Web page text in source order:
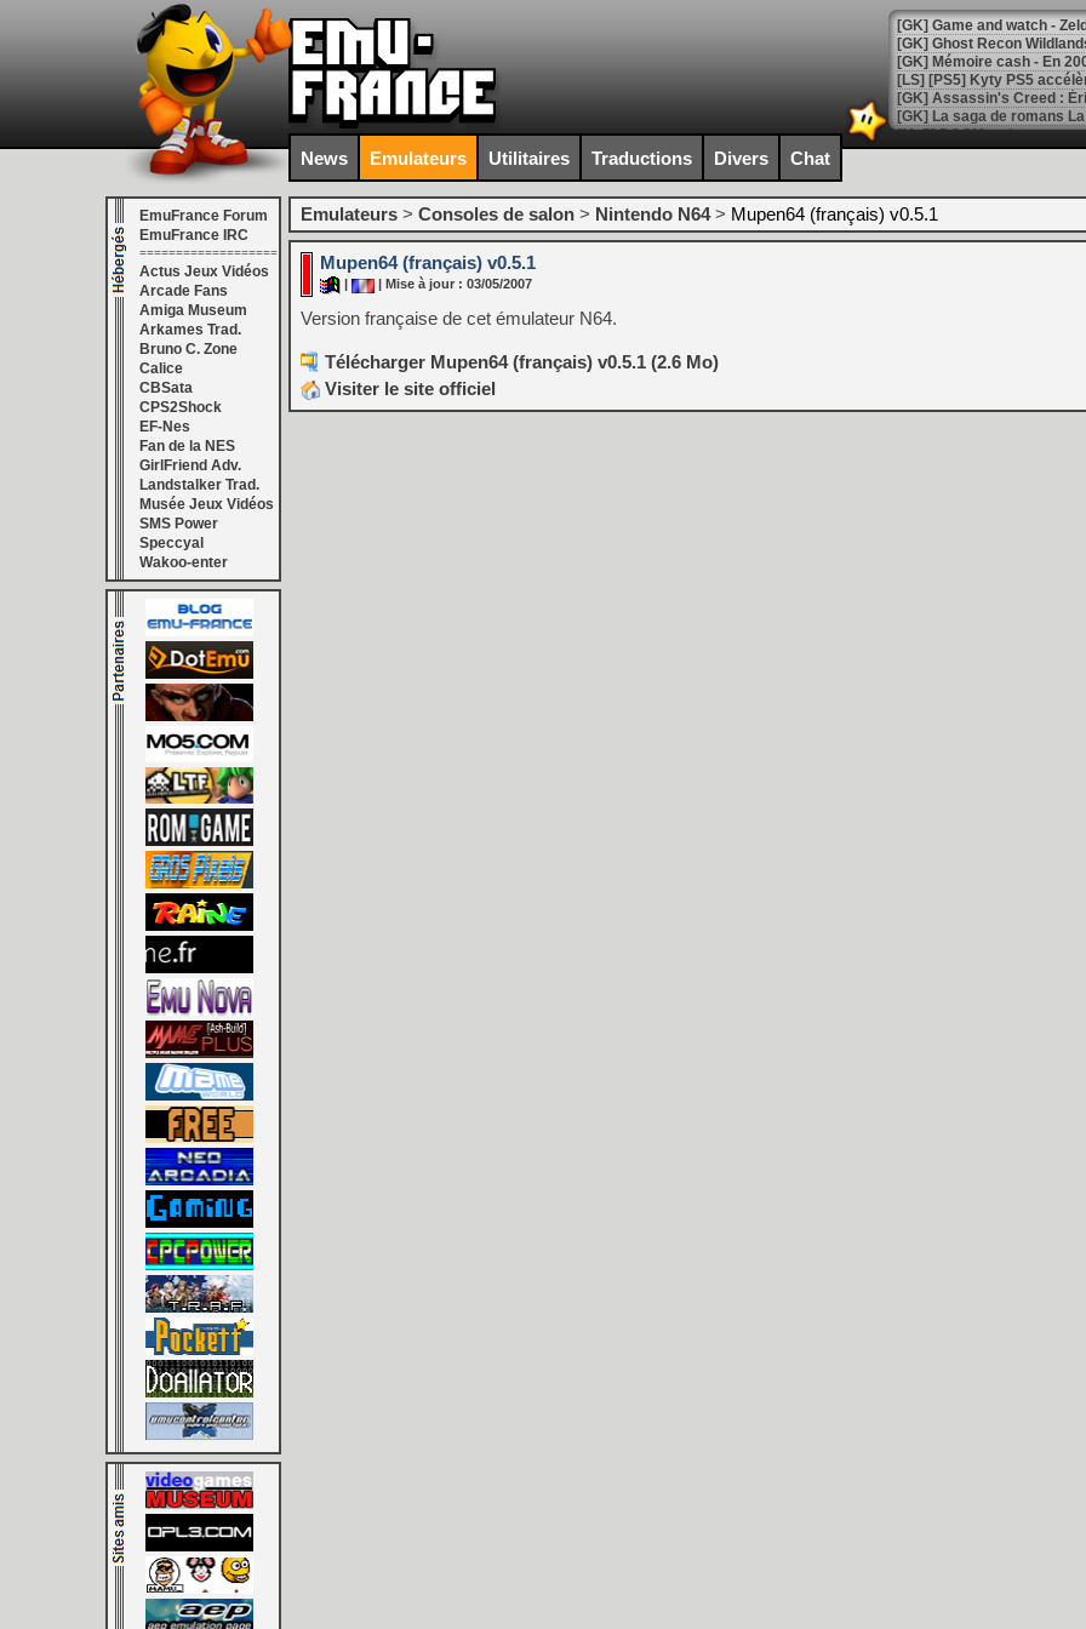
[Mo5] DOOM arrive en
[GK] Bethesda fête les 30
[GK] Roblox : l'action en
[GK] Agenda - GeForce
[LS] [PS5] ps5-y2jb-
[GK] Pourquoi Marvel
[GK] Test : Restory : Chill
[GK] GTA 6 : Rockstar
[GK] Hot Wheels Infinite
[GK] Mémoire cash -
[GK] Résultats Nintendo :
[GK] Déjà des
[Mo5] Brickboy cherche à
[GK] Minecraft et ses «
[GK] Beast of
[GK] Ubisoft : fin de partie
[GK] Mémoire cash -
[GK] Dan Houser (GTA)
[GK] Comment EA Sports
[GK] Crimson Moon : un
[GK] Isle of Reveries : le
[GK] Moonlighter 2 : The
[GK] Capcom relance
[Mo5] Deux inédits du
[GK] Le beat'em up The
[GK] Endless Legend 2 :
[LS] [PS5] Premiers
News Emulateurs Utilitaires Traductions Divers Chat
EmuFrance Forum
EmuFrance IRC
===================
Actus Jeux Vidéos
Arcade Fans
Amiga Museum
Arkames Trad.
Bruno C. Zone
Calice
CBSata
CPS2Shock
EF-Nes
Fan de la NES
GirlFriend Adv.
Landstalker Trad.
Musée Jeux Vidéos
SMS Power
Speccyal
Wakoo-enter
Emulateurs > Consoles de salon > Nintendo N64> Mupen64 (français) v0.5.1
Mupen64 (français) v0.5.1
| Mise à jour : 03/05/2007
Version française de cet émulateur N64.
Télécharger Mupen64 (français) v0.5.1 (2.6 Mo)
Visiter le site officiel